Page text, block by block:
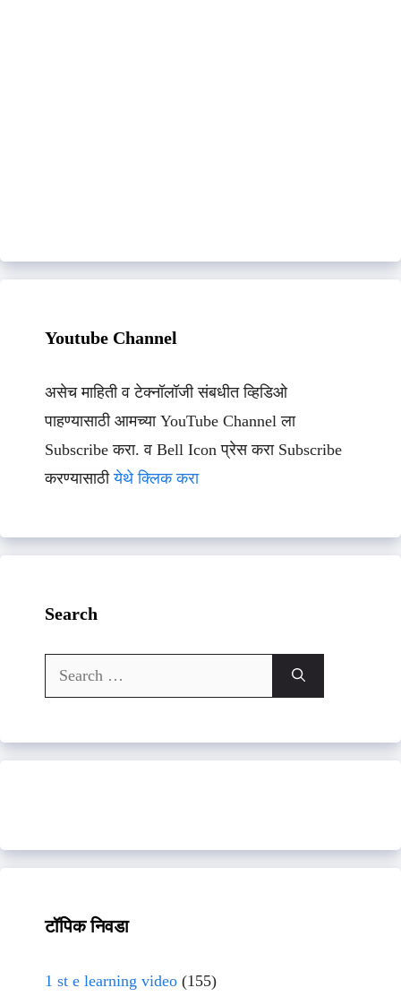
Youtube Channel
असेच माहिती व टेक्नॉलॉजी संबधीत व्हिडिओ
पाहण्यासाठी आमच्या YouTube Channel ला
Subscribe करा. व Bell Icon प्रेस करा Subscribe
करण्यासाठीयेथे क्लिक करा
Search
Search
for:
टॉपिक निवडा
1 st e learning video (155)